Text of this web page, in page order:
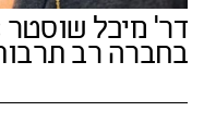
דר' מיכל שוסטר
בחברה רב